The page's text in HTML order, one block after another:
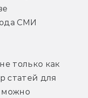
СМИ
только как
статей для
можно